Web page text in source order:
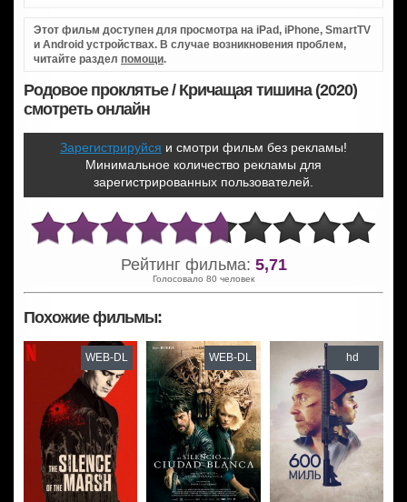
Этот фильм доступен для просмотра на iPad, iPhone, SmartTV
и Android устройствах. В случае возникновения проблем,
читайте раздел помощи.
Родовое проклятье / Кричащая тишина (2020)
смотреть онлайн
Зарегистрируйся и смотри фильм без рекламы!
Минимальное количество рекламы для
зарегистрированных пользователей.
Рейтинг фильма: 5,71
Голосовало 80 человек
Похожие фильмы:
WEB-DL WEB-DL hd